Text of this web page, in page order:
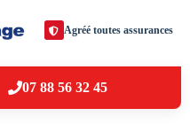
Agréé toutes assurances
07 88 56 32 45